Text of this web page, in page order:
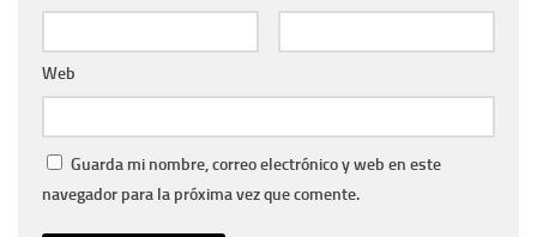
Web
Guarda mi nombre, correo electrónico y web en este
navegador para la próxima vez que comente.